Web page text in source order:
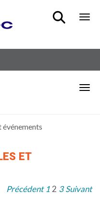
événements
ET
Précédent 1 2 3 Suivant